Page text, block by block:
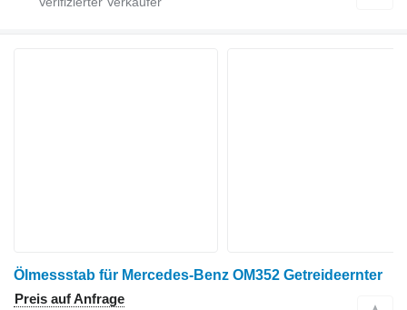
Ölmessstab für Mercedes-Benz OM352 Getreideernter
Preis auf Anfrage